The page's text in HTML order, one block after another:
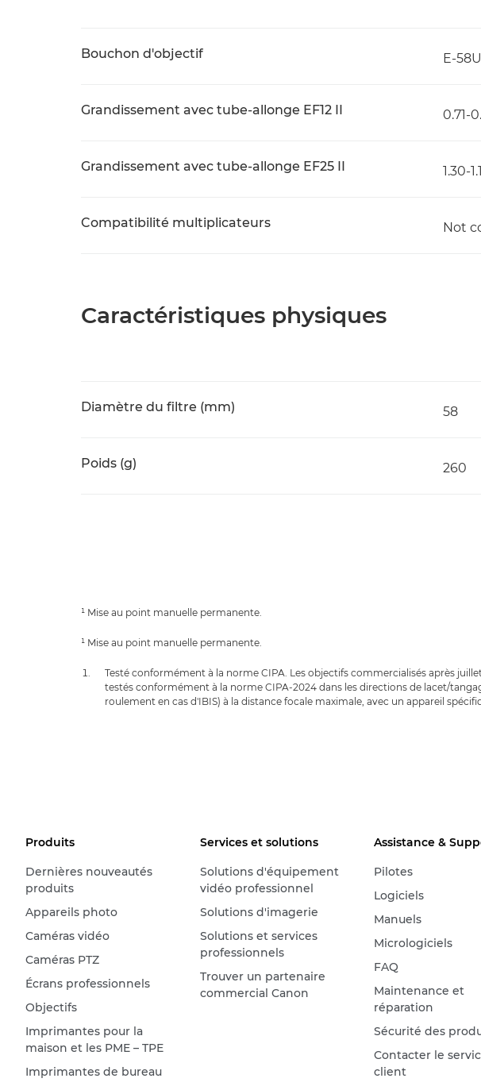
Bouchon d'objectif E-
Grandissement avec tube-allonge EF12 II 0.71-
Grandissement avec tube-allonge EF25 II 1.30-
Compatibilité multiplicateurs Not
Caractéristiques physiques
Diamètre du filtre (mm) 58
Poids (g) 260
¹ Mise au point manuelle permanente.
¹ Mise au point manuelle permanente.
Testé conformément à la norme CIPA. Les objectifs commercialisés après
testés conformément à la norme CIPA-2024 dans les directions de lacet/
roulement en cas d'IBIS) à la distance focale maximale, avec un appareil
Produits
Dernières nouveautés
produits
Appareils photo
Caméras vidéo
Caméras PTZ
Écrans professionnels
Objectifs
Imprimantes pour la
maison et les PME – TPE
Imprimantes de bureau
Services et solutions
Solutions d'équipement
vidéo professionnel
Solutions d'imagerie
Solutions et services
professionnels
Trouver un partenaire
commercial Canon
Assistance &
Pilotes
Logiciels
Manuels
Micrologiciels
FAQ
Maintenance et
réparation
Sécurité des
Contacter le
client